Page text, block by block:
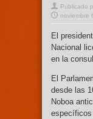
Publicado
noviembre
El
Nacional
en la
El
desde las
Noboa
específicos